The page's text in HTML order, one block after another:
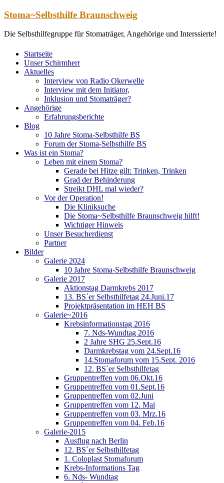
Zum
springen
Stoma~Selbsthilfe Braunschweig
Die Selbsthilfegruppe für Stomaträger, Angehörige und Interssierte!
Startseite
Unser Schirmherr
Aktuelles
Interview von Radio Okerwelle
Interview mit dem Initiator,
Inklusion und Stomaträger?
Angehörige
Erfahrungsberichte
Blog
10 Jahre Stoma-Selbsthilfe BS
Forum der Stoma-Selbsthilfe BS
Was ist ein Stoma?
Leben mit einem Stoma?
Gerade bei Hitze gilt: Trinken, Trinken
Grad der Behinderung
Streikt DHL mal wieder?
Vor der Operation!
Die Kliniksuche
Die Stoma~Selbsthilfe Braunschweig hilft!
Wichtiger Hinweis
Unser Besucherdienst
Partner
Bilder
Galerie 2024
10 Jahre Stoma-Selbsthilfe Braunschweig
Galerie 2017
Aktionstag Darmkrebs 2017
13. BS´er Selbsthilfetag 24.Juni.17
Projektpräsentation im HEH BS
Galerie~2016
Krebsinformationstag 2016
7. Nds-Wundtag 2016
2 Jahre SHG 25.Sept.16
Darmkrebstag vom 24.Sept.16
14.Stomaforum vom 15.Sept. 2016
12. BS´er Selbsthilfetag
Gruppentreffen vom 06.Okt.16
Gruppentreffen vom 01.Sept.16
Gruppentreffen vom 02.Juni
Gruppentreffen vom 12. Mai
Gruppentreffen vom 03. Mrz.16
Gruppentreffen vom 04. Feb.16
Galerie-2015
Ausflug nach Berlin
12. BS´er Selbsthilfetag
1. Coloplast Stomaforum
Krebs-Informations Tag
6. Nds- Wundtag